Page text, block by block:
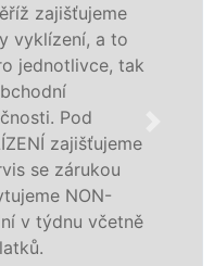
v Břestu a
jak
zárukou
STOP bez